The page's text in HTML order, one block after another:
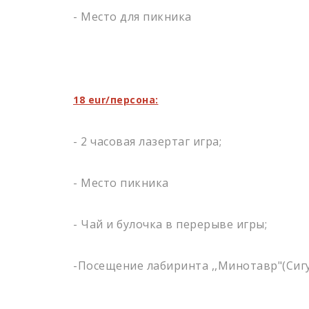
- Место для пикника
18 eur/персона:
- 2 часовая лазертаг игра;
- Место пикника
- Чай и булочка в перерыве игры;
-Посещение лабиринта